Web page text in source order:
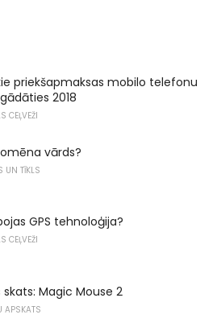
priekšapmaksas mobilo telefonu
2018
CEĻVEŽI
vārds?
UN TĪKLS
GPS tehnoloģija?
CEĻVEŽI
skats: Magic Mouse 2
APSKATS